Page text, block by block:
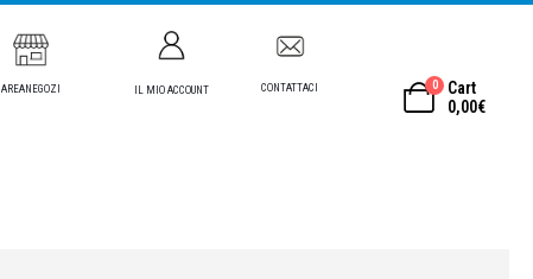
AREANEGOZI IL MIO ACCOUNT CONTATTACI 0
Cart
0,00€